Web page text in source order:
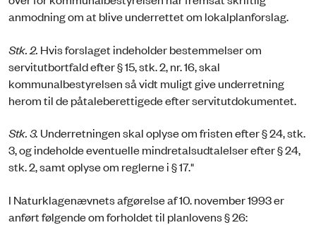
anmodning om at blive underrettet om lokalplanforslag.
Stk. 2. Hvis forslaget indeholder bestemmelser om
servitutbortfald efter § 15, stk. 2, nr. 16, skal
kommunalbestyrelsen så vidt muligt give underretning
herom til de påtaleberettigede efter servitutdokumentet.
Stk. 3. Underretningen skal oplyse om fristen efter § 24, stk.
3, og indeholde eventuelle mindretalsudtalelser efter § 24,
stk. 2, samt oplyse om reglerne i § 17."
I Naturklagenævnets afgørelse af 10. november 1993 er
anført følgende om forholdet til planlovens § 26: